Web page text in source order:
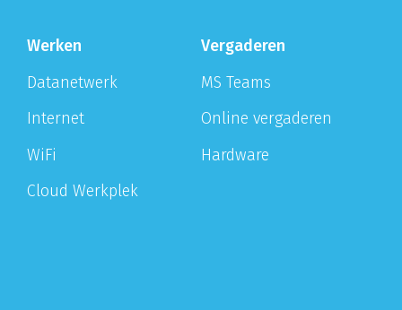
Werken
Datanetwerk
Internet
WiFi
Cloud Werkplek
Vergaderen
MS Teams
Online vergaderen
Hardware